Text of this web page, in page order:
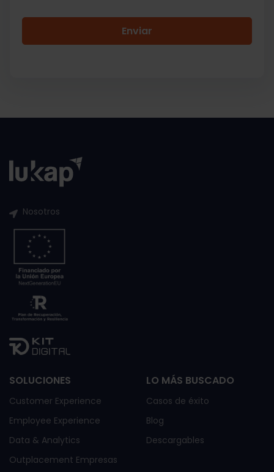
Nosotros
SOLUCIONES
Customer Experience
Employee Experience
Data & Analytics
Outplacement Empresas
LO MÁS BUSCADO
Casos de éxito
Blog
Descargables